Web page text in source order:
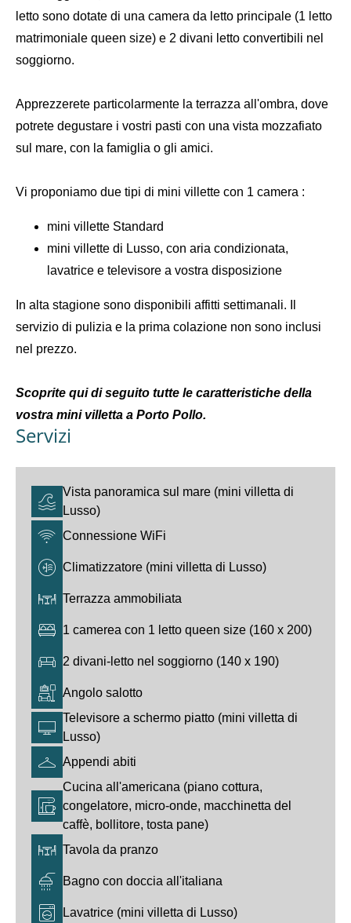
letto sono dotate di una camera da letto principale (1 letto
matrimoniale queen size) e 2 divani letto convertibili nel
soggiorno.
Apprezzerete particolarmente la terrazza all'ombra, dove
potrete degustare i vostri pasti con una vista mozzafiato
sul mare, con la famiglia o gli amici.
Vi proponiamo due tipi di mini villette con 1 camera :
mini villette Standard
mini villette di Lusso, con aria condizionata,
lavatrice e televisore a vostra disposizione
In alta stagione sono disponibili affitti settimanali. Il
servizio di pulizia e la prima colazione non sono inclusi
nel prezzo.
Scoprite qui di seguito tutte le caratteristiche della
vostra mini villetta a Porto Pollo.
Servizi
Vista panoramica sul mare (mini villetta di
Lusso)
Connessione WiFi
Climatizzatore (mini villetta di Lusso)
Terrazza ammobiliata
1 camerea con 1 letto queen size (160 x 200)
2 divani-letto nel soggiorno (140 x 190)
Angolo salotto
Televisore a schermo piatto (mini villetta di
Lusso)
Appendi abiti
Cucina all'americana (piano cottura,
congelatore, micro-onde, macchinetta del
caffè, bollitore, tosta pane)
Tavola da pranzo
Bagno con doccia all'italiana
Lavatrice (mini villetta di Lusso)